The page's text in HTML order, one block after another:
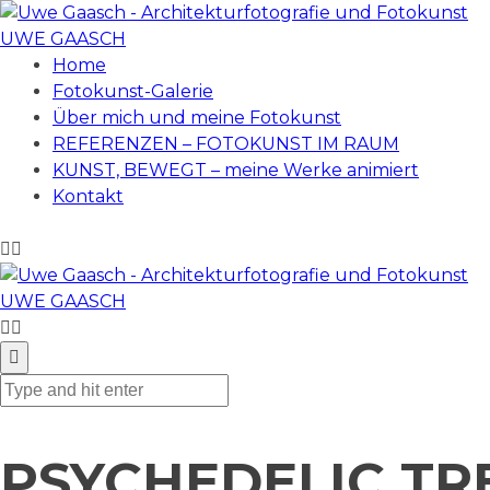
UWE GAASCH
Home
Fotokunst-Galerie
Über mich und meine Fotokunst
REFERENZEN – FOTOKUNST IM RAUM
KUNST, BEWEGT – meine Werke animiert
Kontakt
UWE GAASCH